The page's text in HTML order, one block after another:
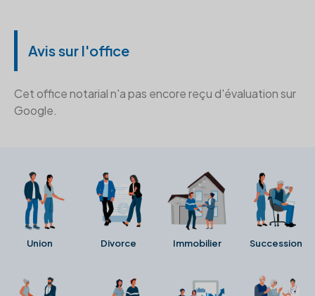
Avis sur l'office
Cet office notarial n'a pas encore reçu d'évaluation sur
Google.
Union Divorce Immobilier Succession